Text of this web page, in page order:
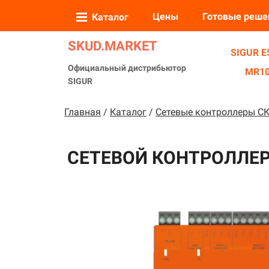
Каталог Цены Готовые
❆
SKUD.MARKET
Официальный дистрибьютор
SIGUR
SIGUR
Главная / Каталог / Сетевые контроллеры
СЕТЕВОЙ КОНТРОЛЛЕР